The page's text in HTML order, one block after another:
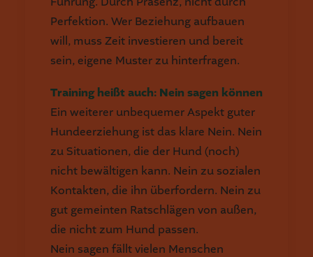
Perfektion. Wer Beziehung aufbauen
will, muss Zeit investieren und bereit
sein, eigene Muster zu hinterfragen.
Training heißt auch: Nein sagen können
Ein weiterer unbequemer Aspekt guter
Hundeerziehung ist das klare Nein. Nein
zu Situationen, die der Hund (noch)
nicht bewältigen kann. Nein zu sozialen
Kontakten, die ihn überfordern. Nein zu
gut gemeinten Ratschlägen von außen,
die nicht zum Hund passen.
Nein sagen fällt vielen Menschen